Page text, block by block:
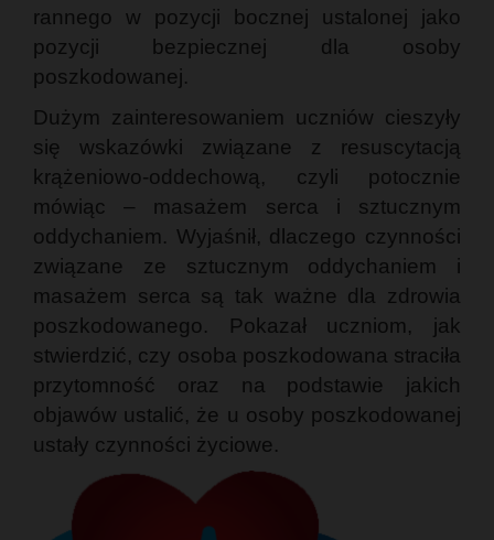
rannego w pozycji bocznej ustalonej jako
pozycji bezpiecznej dla osoby
poszkodowanej.
Dużym zainteresowaniem uczniów cieszyły
się wskazówki związane z resuscytacją
krążeniowo-oddechową, czyli potocznie
mówiąc – masażem serca i sztucznym
oddychaniem. Wyjaśnił, dlaczego czynności
związane ze sztucznym oddychaniem i
masażem serca są tak ważne dla zdrowia
poszkodowanego. Pokazał uczniom, jak
stwierdzić, czy osoba poszkodowana straciła
przytomność oraz na podstawie jakich
objawów ustalić, że u osoby poszkodowanej
ustały czynności życiowe.